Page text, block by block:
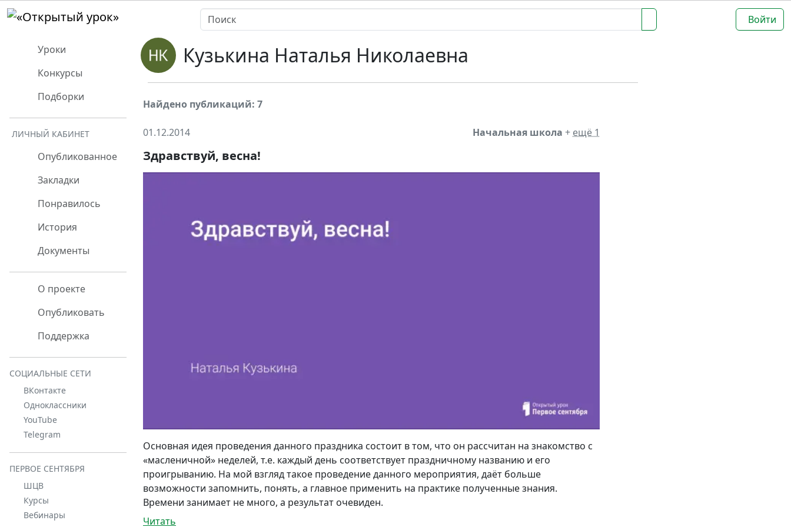
Войти
Уроки
Конкурсы
Подборки
ЛИЧНЫЙ КАБИНЕТ
Опубликованное
Закладки
Понравилось
История
Документы
О проекте
Опубликовать
Поддержка
СОЦИАЛЬНЫЕ СЕТИ
ВКонтакте
Одноклассники
YouTube
Telegram
ПЕРВОЕ СЕНТЯБРЯ
ШЦВ
Курсы
Вебинары
Кузькина Наталья Николаевна
Найдено публикаций: 7
01.12.2014 Начальная школа + ещё 1
Здравствуй, весна!
Основная идея проведения данного праздника состоит в том, что он рассчитан на знакомство с
«масленичной» неделей, т.е. каждый день соответствует праздничному названию и его
проигрыванию. На мой взгляд такое проведение данного мероприятия, даёт больше
возможности запомнить, понять, а главное применить на практике полученные знания.
Времени занимает не много, а результат очевиден.
Читать